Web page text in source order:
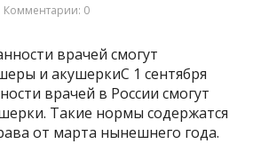
Комментарии: 0
врачей смогут
и акушеркиС 1 сентября
врачей в России смогут
Такие нормы содержатся
от марта нынешнего года.